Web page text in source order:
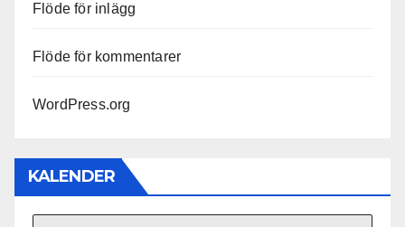
Flöde för inlägg
Flöde för kommentarer
WordPress.org
KALENDER